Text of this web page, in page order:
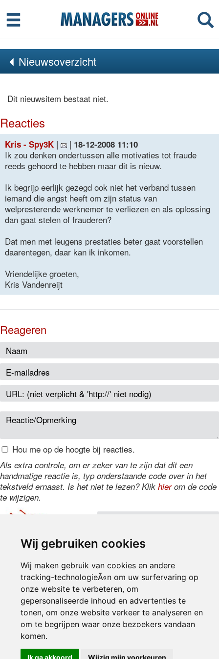
Wij gebruiken cookies
Wij maken gebruik van cookies en andere
tracking-technologieÃ«n om uw surfervaring op
onze website te verbeteren, om
gepersonaliseerde inhoud en advertenties te
tonen, om onze website verkeer te analyseren en
om te begrijpen waar onze bezoekers vandaan
komen.
Ik ga akkoord Wijzig mijn voorkeuren
Menu
Nieuwsoverzicht
Dit nieuwsitem bestaat niet.
Reacties
Kris - Spy3K | | 18-12-2008 11:10
Ik zou denken ondertussen alle motivaties tot fraude
reeds gehoord te hebben maar dit is nieuw.
Ik begrijp eerlijk gezegd ook niet het verband tussen
iemand die angst heeft om zijn status van
welpresterende werknemer te verliezen en als oplossing
dan gaat stelen of frauderen?
Dat men met leugens prestaties beter gaat voorstellen
daarentegen, daar kan ik inkomen.
Vriendelijke groeten,
Kris Vandenreijt
Reageren
Hou me op de hoogte bij reacties.
Als extra controle, om er zeker van te zijn dat dit een
handmatige reactie is, typ onderstaande code over in het
tekstveld ernaast. Is het niet te lezen? Klik hierom de code
te wijzigen.
Inloggen
© 2000-2026 UFE Media: